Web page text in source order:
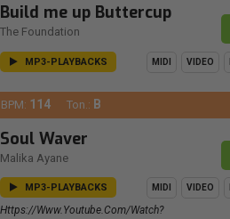
Build me up Buttercup
The Foundation
MP3-PLAYBACKS MIDI VIDEO
BPM: 114 Ton.: B
Soul Waver
Malika Ayane
MP3-PLAYBACKS MIDI VIDEO
Https://www.youtube.com/watch?